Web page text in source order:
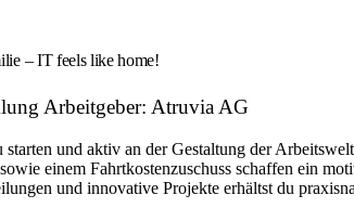
– IT feels like home!
Arbeitgeber: Atruvia AG
und aktiv an der Gestaltung der
einem Fahrtkostenzuschuss schaffen ein
und innovative Projekte erhältst du